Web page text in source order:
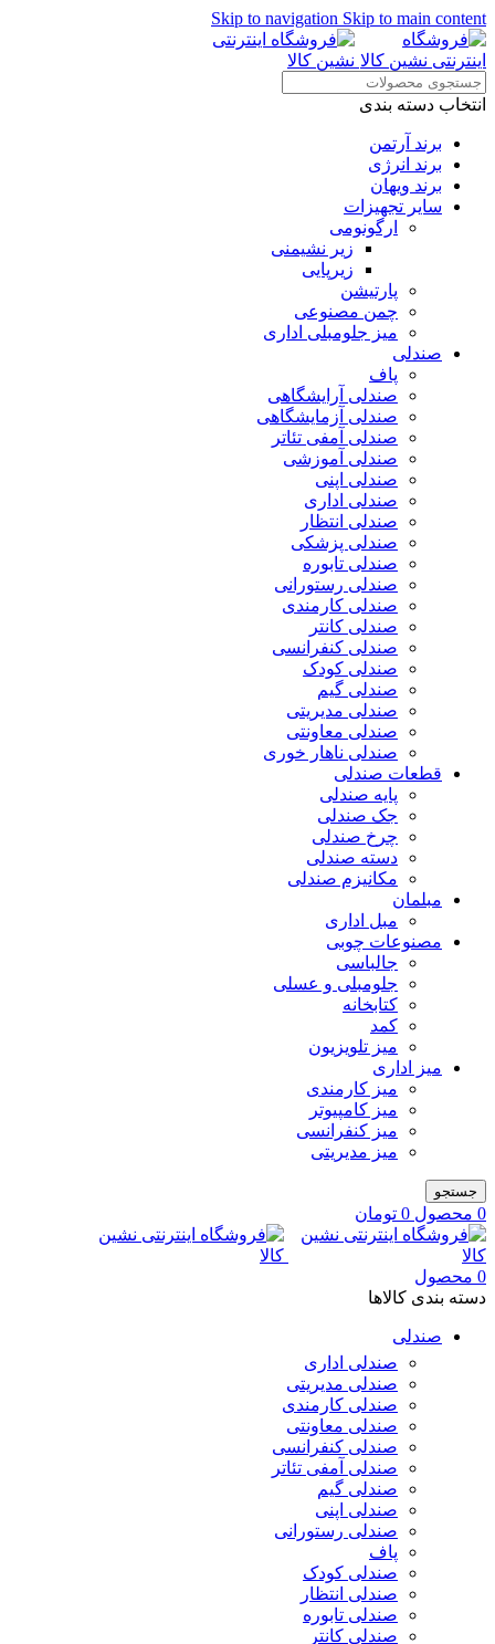
Skip to navigation Skip to main content
انتخاب دسته بندی
برند آرتمن
برند انرژی
برند ویهان
سایر تجهیزات
ارگونومی
زیر نشیمنی
زیرپایی
پارتیشن
چمن مصنوعی
میز جلومبلی اداری
صندلی
پاف
صندلی آرایشگاهی
صندلی آزمایشگاهی
صندلی آمفی تئاتر
صندلی آموزشی
صندلی اپنی
صندلی اداری
صندلی انتظار
صندلی پزشکی
صندلی تابوره
صندلی رستورانی
صندلی کارمندی
صندلی کانتر
صندلی کنفرانسی
صندلی کودک
صندلی گیم
صندلی مدیریتی
صندلی معاونتی
صندلی ناهار خوری
قطعات صندلی
پایه صندلی
جک صندلی
چرخ صندلی
دسته صندلی
مکانیزم صندلی
مبلمان
مبل اداری
مصنوعات چوبی
جالباسی
جلومبلی و عسلی
کتابخانه
کمد
میز تلویزیون
میز اداری
میز کارمندی
میز کامپیوتر
میز کنفرانسی
میز مدیریتی
جستجو
0 محصول 0 تومان
0 محصول
دسته بندی کالاها
صندلی
صندلی اداری
صندلی مدیریتی
صندلی کارمندی
صندلی معاونتی
صندلی کنفرانسی
صندلی آمفی تئاتر
صندلی گیم
صندلی اپنی
صندلی رستورانی
پاف
صندلی کودک
صندلی انتظار
صندلی تابوره
صندلی کانتر